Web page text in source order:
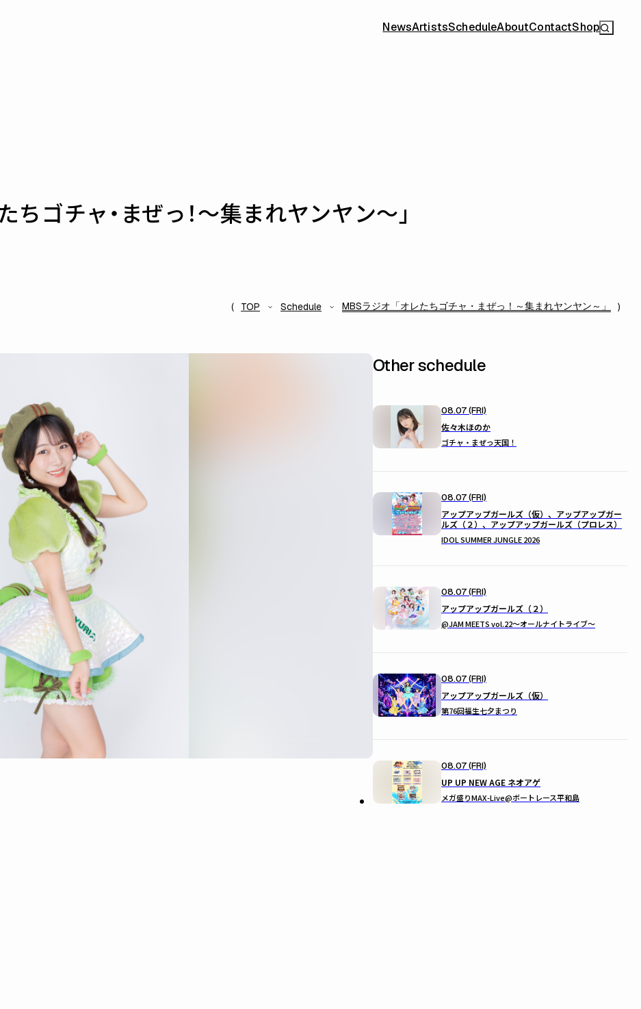
NewsArtistsScheduleAboutContactShop
ちゴチャ・まぜっ！～集まれヤンヤン～」
TOP Schedule MBSラジオ「オレたちゴチャ・まぜっ！～集まれヤンヤン～」
Other schedule
08.07 (FRI)
佐々木ほのか
ゴチャ・まぜっ天国！
08.07 (FRI)
アップアップガールズ（仮）、アップアップガー
ルズ（２）、アップアップガールズ（プロレス）
IDOL SUMMER JUNGLE 2026
08.07 (FRI)
アップアップガールズ（２）
@JAM MEETS vol.22〜オールナイトライブ〜
08.07 (FRI)
アップアップガールズ（仮）
第76回福生七夕まつり
08.07 (FRI)
UP UP NEW AGE ネオアゲ
メガ盛りMAX-Live@ボートレース平和島